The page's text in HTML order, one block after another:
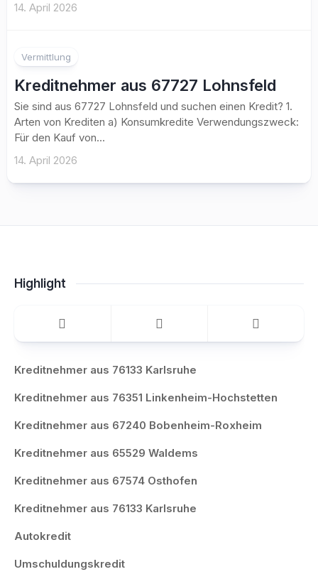
14. April 2026
Vermittlung
Kreditnehmer aus 67727 Lohnsfeld
Sie sind aus 67727 Lohnsfeld und suchen einen Kredit? 1.
Arten von Krediten a) Konsumkredite Verwendungszweck:
Für den Kauf von...
14. April 2026
Highlight
Kreditnehmer aus 76133 Karlsruhe
Kreditnehmer aus 76351 Linkenheim-Hochstetten
Kreditnehmer aus 67240 Bobenheim-Roxheim
Kreditnehmer aus 65529 Waldems
Kreditnehmer aus 67574 Osthofen
Kreditnehmer aus 76133 Karlsruhe
Autokredit
Umschuldungskredit